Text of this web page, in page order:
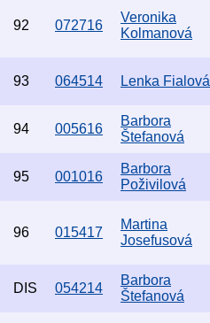
92 072716
Veronika
Kolmanová
93 064514 Lenka Fialová
94 005616
Barbora
Štefanová
95 001016
Barbora
Poživilová
96 015417
Martina
Josefusová
DIS 054214
Barbora
Štefanová